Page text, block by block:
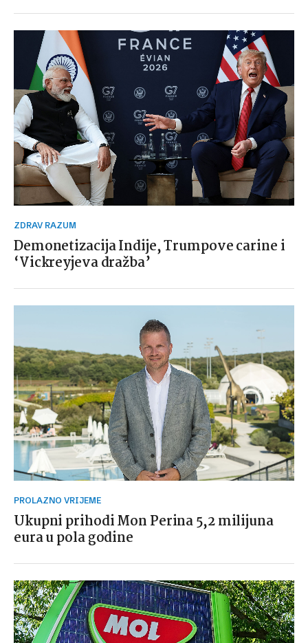
ZDRAV RAZUM
Demonetizacija Indije, Trumpove carine i
‘Vickreyjeva dražba’
PROLAZNO VRIJEME
Ukupni prihodi Mon Perina 5,2 milijuna
eura u pola godine